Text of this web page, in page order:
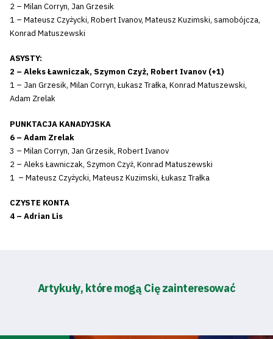
2 – Milan Corryn, Jan Grzesik
1 – Mateusz Czyżycki, Robert Ivanov, Mateusz Kuzimski, samobójcza,
Konrad Matuszewski
ASYSTY:
2 – Aleks Ławniczak, Szymon Czyż, Robert Ivanov (+1)
1 – Jan Grzesik, Milan Corryn, Łukasz Trałka, Konrad Matuszewski,
Adam Zrelak
PUNKTACJA KANADYJSKA
6 – Adam Zrelak
3 – Milan Corryn, Jan Grzesik, Robert Ivanov
2 – Aleks Ławniczak, Szymon Czyż, Konrad Matuszewski
1 – Mateusz Czyżycki, Mateusz Kuzimski, Łukasz Trałka
CZYSTE KONTA
4 – Adrian Lis
Artykuły, które mogą Cię zainteresować